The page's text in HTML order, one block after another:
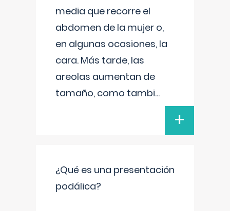
media que recorre el
abdomen de la mujer o,
en algunas ocasiones, la
cara. Más tarde, las
areolas aumentan de
tamaño, como tambi...
+
¿Qué es una presentación
podálica?